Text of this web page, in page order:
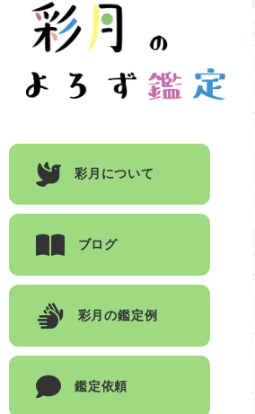
彩月について
ブログ
彩月の鑑定例
鑑定依頼